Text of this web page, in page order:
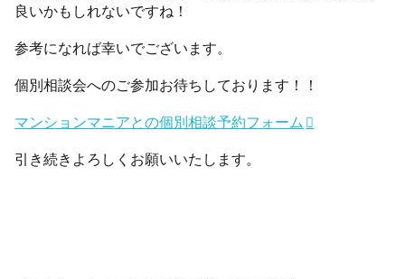
良いかもしれないですね！
参考になれば幸いでございます。
個別相談会へのご参加お待ちしております！！
マンションマニアとの個別相談予約フォーム
引き続きよろしくお願いいたします。